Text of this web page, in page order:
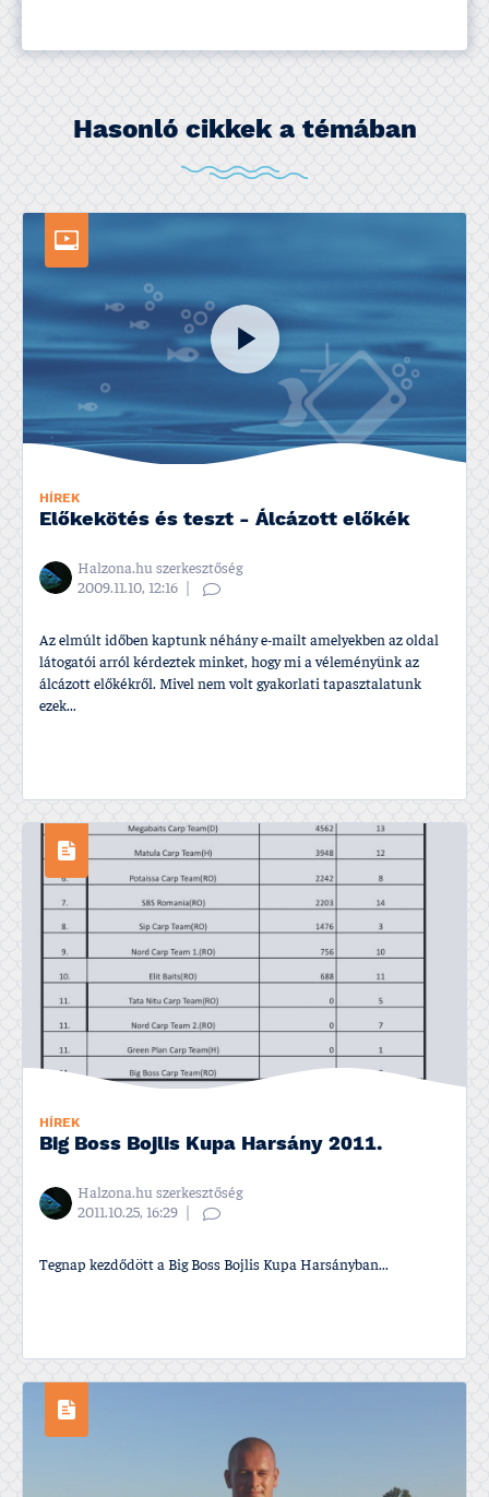
Hasonló cikkek a témában
HÍREK
Előkekötés és teszt - Álcázott előkék
Halzona.hu szerkesztőség
2009.11.10, 12:16
Az elmúlt időben kaptunk néhány e-mailt amelyekben az oldal
látogatói arról kérdeztek minket, hogy mi a véleményünk az
álcázott előkékről. Mivel nem volt gyakorlati tapasztalatunk
ezek...
HÍREK
Big Boss Bojlis Kupa Harsány 2011.
Halzona.hu szerkesztőség
2011.10.25, 16:29
Tegnap kezdődött a Big Boss Bojlis Kupa Harsányban...